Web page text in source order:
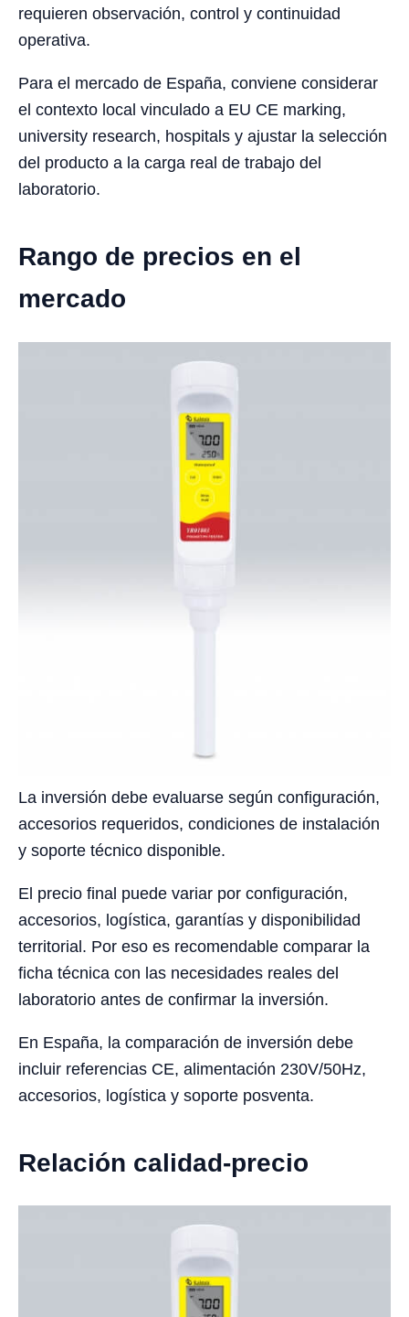
requieren observación, control y continuidad
operativa.
Para el mercado de España, conviene considerar
el contexto local vinculado a EU CE marking,
university research, hospitals y ajustar la selección
del producto a la carga real de trabajo del
laboratorio.
Rango de precios en el
mercado
La inversión debe evaluarse según configuración,
accesorios requeridos, condiciones de instalación
y soporte técnico disponible.
El precio final puede variar por configuración,
accesorios, logística, garantías y disponibilidad
territorial. Por eso es recomendable comparar la
ficha técnica con las necesidades reales del
laboratorio antes de confirmar la inversión.
En España, la comparación de inversión debe
incluir referencias CE, alimentación 230V/50Hz,
accesorios, logística y soporte posventa.
Relación calidad-precio